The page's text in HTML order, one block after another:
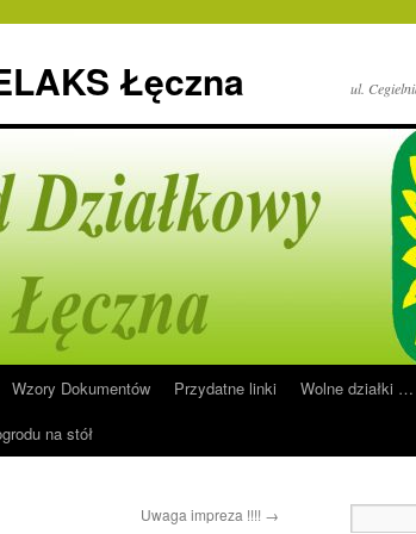
Łęczna ul.
Wzory Dokumentów Przydatne linki
Wolne działki …
na stół
Uwaga impreza !!!! →